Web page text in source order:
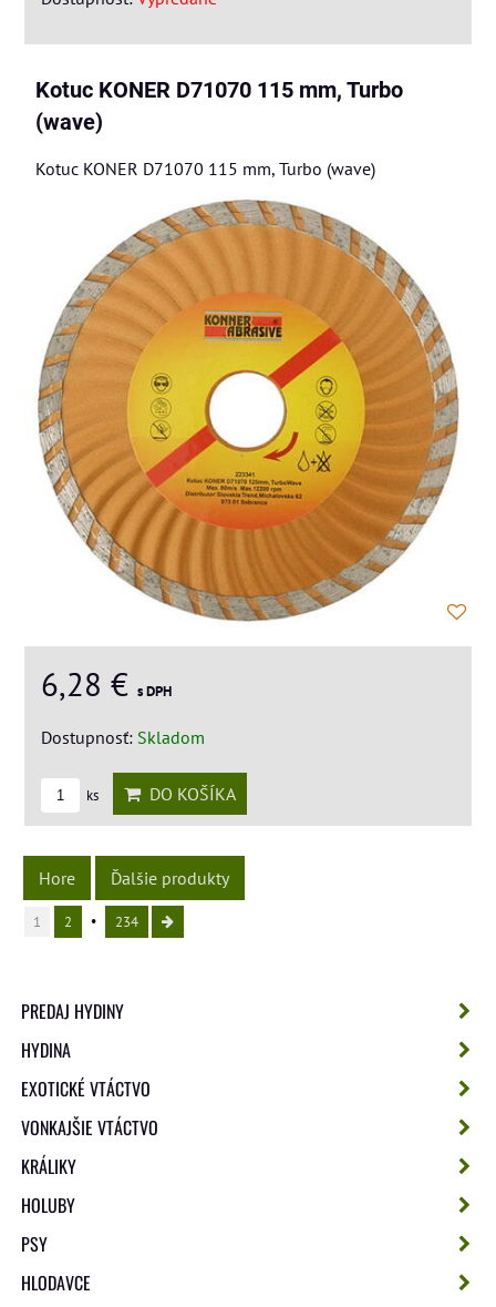
Kotuc KONER D71070 115 mm, Turbo
(wave)
Kotuc KONER D71070 115 mm, Turbo (wave)
6,28 € s DPH
Dostupnosť: Skladom
ks DO KOŠÍKA
Hore Ďalšie produkty
1 2 234
PREDAJ HYDINY
HYDINA
EXOTICKÉ VTÁCTVO
VONKAJŠIE VTÁCTVO
KRÁLIKY
HOLUBY
PSY
HLODAVCE